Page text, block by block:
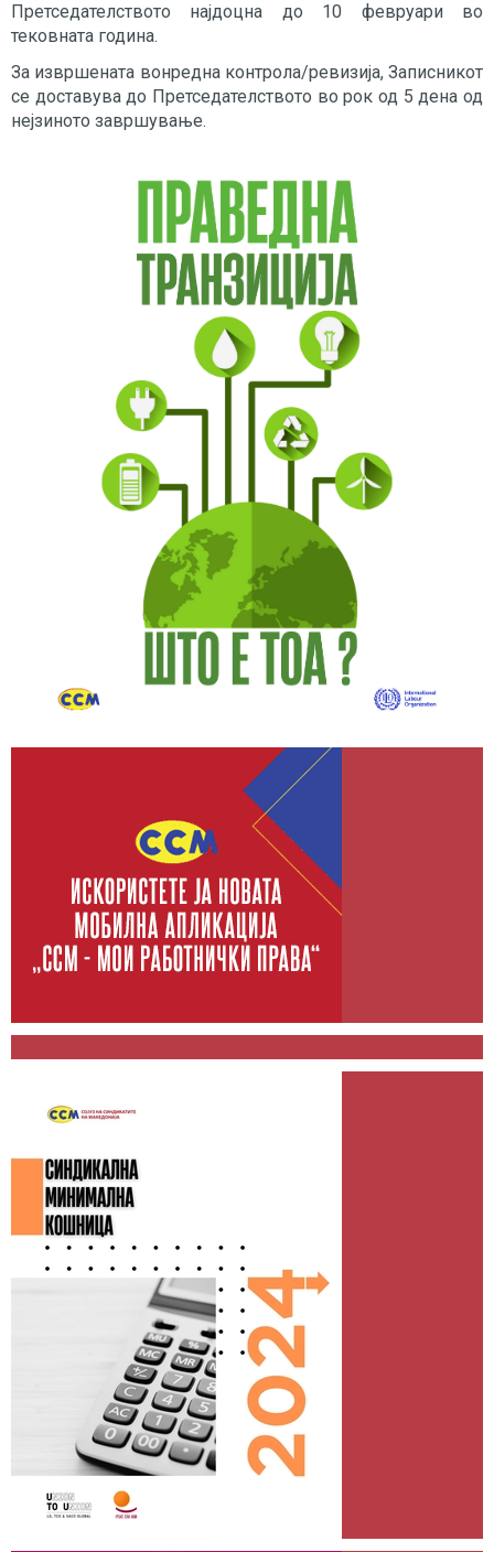
Претседателството најдоцна до 10 февруари во
тековната година.
За извршената вонредна контрола/ревизија, Записникот
се доставува до Претседателството во рок од 5 дена од
нејзиното завршување.